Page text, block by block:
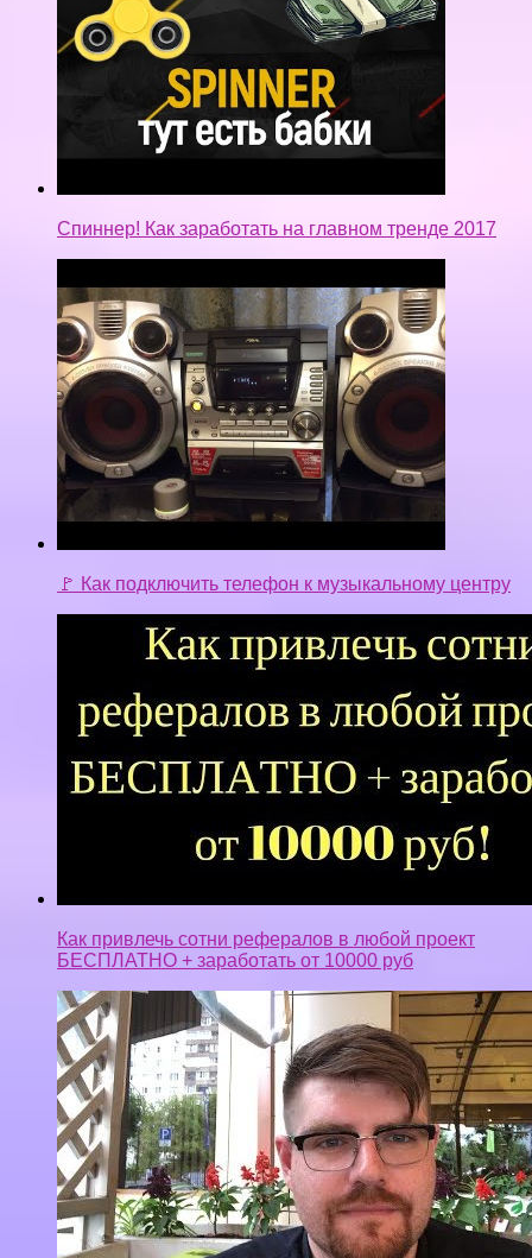
Спиннер! Как заработать на главном тренде 2017
🚩 Как подключить телефон к музыкальному центру
Как привлечь сотни рефералов в любой проект
БЕСПЛАТНО + заработать от 10000 руб